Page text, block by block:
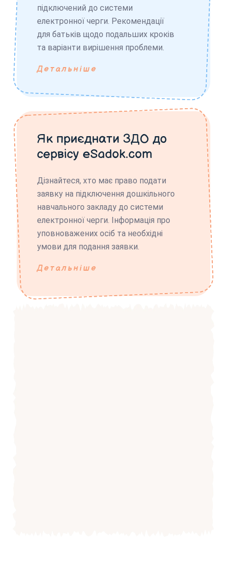
підключений до системи
електронної черги. Рекомендації
для батьків щодо подальших кроків
та варіанти вирішення проблеми.
Детальніше
Як приєднати ЗДО до
сервісу eSadok.com
Дізнайтеся, хто має право подати
заявку на підключення дошкільного
навчального закладу до системи
електронної черги. Інформація про
уповноважених осіб та необхідні
умови для подання заявки.
Детальніше